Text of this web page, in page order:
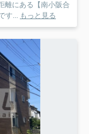
離にある【南小阪合
す... もっと見る